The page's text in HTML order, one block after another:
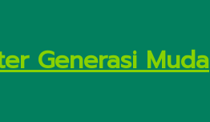
Generasi Muda